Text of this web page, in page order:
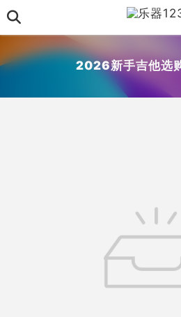
2026新手吉他选